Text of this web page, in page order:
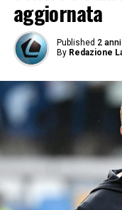
aggiornata
Published 2
By Redazione